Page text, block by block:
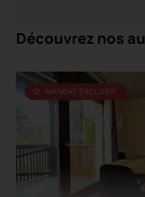
Découvrez nos
MANDAT EXCLUSIF